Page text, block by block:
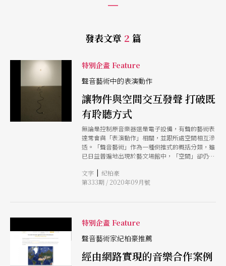
發表文章 2 篇
特別企畫 Feature
聲音藝術中的表演動作
讓物件與空間交互發聲 打破既
有聆聽方式
無論是控制原音樂器還是電子設備，有聲的藝術表
達常會與「表演動作」相關，並跟所處空間相互滲
透。「聲音藝術」作為一種倒推式的概括分類，雖
已日益普遍地出現於藝文場館中，「空間」卻仍常
個不同時期的聲音創作案例，呈現那些由科技輔助
而變調的嘈雜聲響，如何儀式般地介入「人與空
文字 | 紀柏豪
第333期 / 2020年09月號
特別企畫 Feature
聲音藝術家紀柏豪推薦
經由網路實現的音樂合作案例